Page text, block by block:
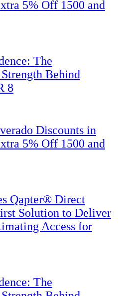
5% Off 1500 and
The
Behind
8
Discounts in
5% Off 1500 and
Qapter® Direct
Solution to Deliver
Access for
The